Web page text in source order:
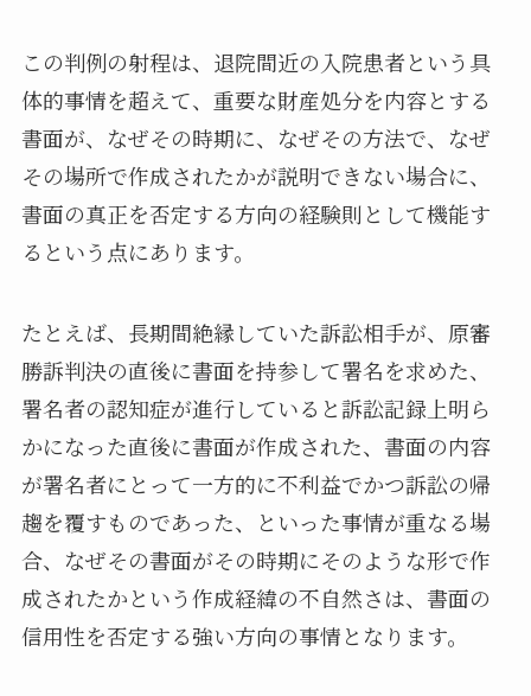
この判例の射程は、退院間近の入院患者という具
体的事情を超えて、重要な財産処分を内容とする
書面が、なぜその時期に、なぜその方法で、なぜ
その場所で作成されたかが説明できない場合に、
書面の真正を否定する方向の経験則として機能す
るという点にあります。
たとえば、長期間絶縁していた訴訟相手が、原審
勝訴判決の直後に書面を持参して署名を求めた、
署名者の認知症が進行していると訴訟記録上明ら
かになった直後に書面が作成された、書面の内容
が署名者にとって一方的に不利益でかつ訴訟の帰
趨を覆すものであった、といった事情が重なる場
合、なぜその書面がその時期にそのような形で作
成されたかという作成経緯の不自然さは、書面の
信用性を否定する強い方向の事情となります。